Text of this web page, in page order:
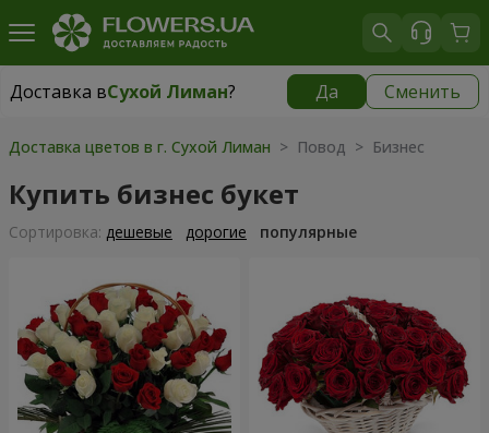
Доставка вСухой Лиман? Да Сменить
Доставка вСухой Лиман|
Доставка цветов в г. Сухой Лиман > Повод > Бизнес
Купить бизнес букет
Cортировка: дешевые дорогие популярные